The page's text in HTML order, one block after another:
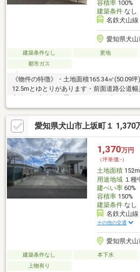
容積率100%
建築条件なし
名鉄犬山線
愛知県犬
建築条件なし 更地
都市ガス
《物件の特徴》・土地面積165.34㎡(50.09
12.5mとゆとりがあります・前面道路公道
宅地より高台に位置するため、日当たり良
居専用地域の閑静な住宅地に存しておりま
積率200％・建築条件付き土地ではござい
スメーカーや工務店にて建築可能です既存
していないため、再建築の際、建築計画に
合があります
愛知県犬山市上坂町１ 1,370
1,370万円
（坪単価:-）
土地面積152m
用途地域１種
建ぺい率60%
容積率150%
建築条件なし
名鉄犬山線
その他の交通
愛知県犬山
建築条件なし 本下水
上物有り